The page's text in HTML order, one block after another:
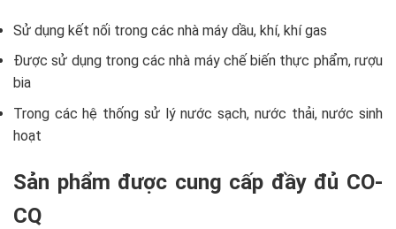
Sử dụng kết nối trong các nhà máy dầu, khí, khí gas
Được sử dụng trong các nhà máy chế biến thực phẩm, rượu
bia
Trong các hệ thống sử lý nước sạch, nước thải, nước sinh
hoạt
Sản phẩm được cung cấp đầy đủ CO-
CQ